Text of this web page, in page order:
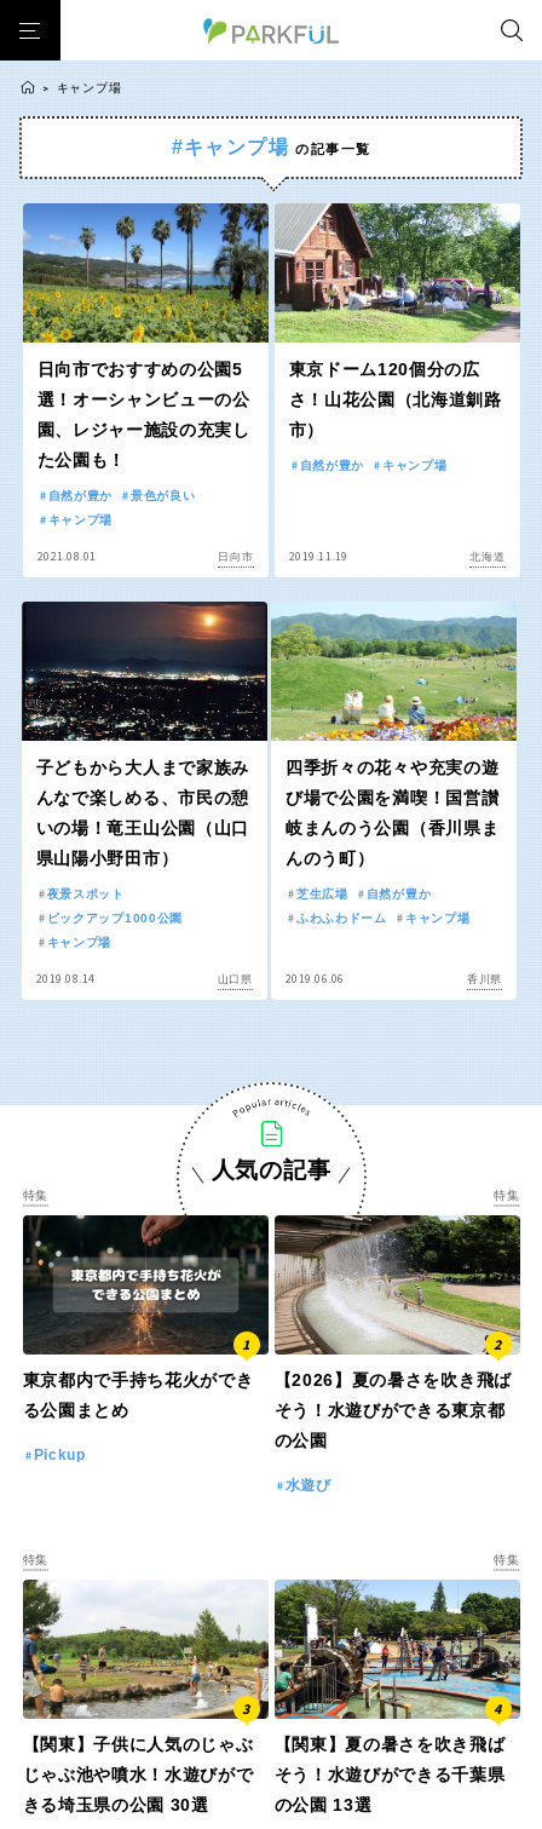
大型遊具
自然が豊か 梅・桜の名所 景色が良い 水遊び
テニスコート 野球場 紅葉の名所 バーベキュー
カフェ・レストラン サッカー・フットサル ランニングコース
動物園・ふれあい 歴史・文化財 日本庭園 紅葉の美しい公園
さくら名所100公園 屋内遊び場 アスレチックコース
バスケットボール 彫刻・アート 桜・梅の名所 コトブキ事例
洋式庭園 ドッグラン ローラー滑り台
公園グルメ
インクルーシブパーク
バスケットゴール ふわふわドーム 健康遊具
地域で探す
北海道 青森
岩手 宮城
秋田 山形
福島
茨城 栃木
群馬 埼玉
千葉 東京
神奈川
甲信越・東海・北陸
山梨 長野
岐阜 静岡
愛知
京都 大阪
兵庫 奈良
和歌山
幼児向け
自然が豊か 梅・桜の名所
景色が良い 水遊び
テニスコート 野球場
カフェ・レストラン サッカー・フットサル
ランニングコース 動物園・ふれあい
歴史・文化財 日本庭園
紅葉の美しい公園
屋内遊び場 アスレチックコース
コトブキ事例
洋式庭園 ドッグラン
ローラー滑り台 植物園
花の名所 プレーパーク
公園グルメ 美術館
インクルーシブパーク 屋根付き遊び場
花菖蒲 キャンプ場
バスケットゴール
交通公園
> キャンプ場
#キャンプ場の記事一覧
日向市でおすすめの公園5
選！オーシャンビューの公
園、レジャー施設の充実し
た公園も！
自然が豊か
景色が良い
キャンプ場
2021.08.01 日向市
東京ドーム120個分の広
さ！山花公園（北海道釧路
市）
自然が豊か キャンプ場
2019.11.19 北海道
子どもから大人まで家族み
んなで楽しめる、市民の憩
いの場！竜王山公園（山口
県山陽小野田市）
夜景スポット
ピックアップ1000公園
キャンプ場
2019.08.14 山口県
四季折々の花々や充実の遊
び場で公園を満喫！国営讃
岐まんのう公園（香川県ま
んのう町）
芝生広場
自然が豊か
ふわふわドーム
キャンプ場
2019.06.06 香川県
人気の記事
特集
東京都内で手持ち花火ができ
る公園まとめ
Pickup
特集
【2026】夏の暑さを吹き飛ば
そう！水遊びができる東京都
の公園
水遊び
特集
【関東】子供に人気のじゃぶ
じゃぶ池や噴水！水遊びがで
きる埼玉県の公園 30選
特集
【関東】夏の暑さを吹き飛ば
そう！水遊びができる千葉県
の公園 13選